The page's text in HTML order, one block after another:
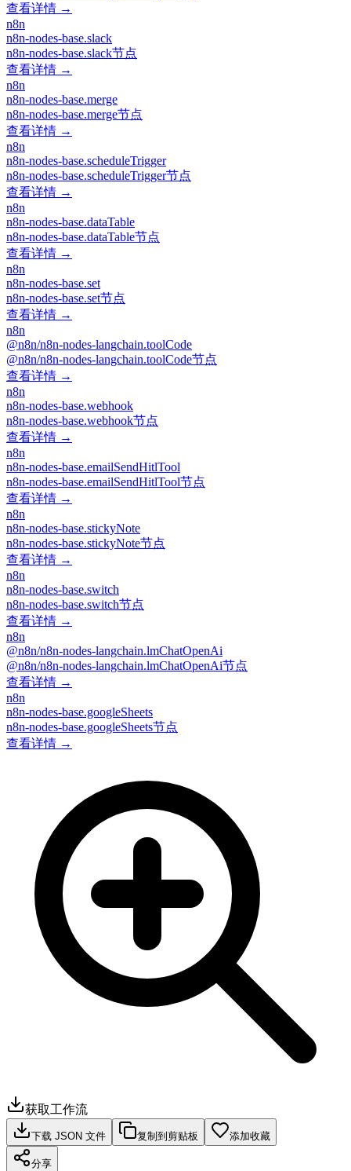
查看详情 →
n8n
n8n-nodes-base.slack
n8n-nodes-base.slack节点
查看详情 →
n8n
n8n-nodes-base.merge
n8n-nodes-base.merge节点
查看详情 →
n8n
n8n-nodes-base.scheduleTrigger
n8n-nodes-base.scheduleTrigger节点
查看详情 →
n8n
n8n-nodes-base.dataTable
n8n-nodes-base.dataTable节点
查看详情 →
n8n
n8n-nodes-base.set
n8n-nodes-base.set节点
查看详情 →
n8n
@n8n/n8n-nodes-langchain.toolCode
@n8n/n8n-nodes-langchain.toolCode节点
查看详情 →
n8n
n8n-nodes-base.webhook
n8n-nodes-base.webhook节点
查看详情 →
n8n
n8n-nodes-base.emailSendHitlTool
n8n-nodes-base.emailSendHitlTool节点
查看详情 →
n8n
n8n-nodes-base.stickyNote
n8n-nodes-base.stickyNote节点
查看详情 →
n8n
n8n-nodes-base.switch
n8n-nodes-base.switch节点
查看详情 →
n8n
@n8n/n8n-nodes-langchain.lmChatOpenAi
@n8n/n8n-nodes-langchain.lmChatOpenAi节点
查看详情 →
n8n
n8n-nodes-base.googleSheets
n8n-nodes-base.googleSheets节点
查看详情 →
获取工作流
下载 JSON 文件 复制到剪贴板 添加收藏
分享